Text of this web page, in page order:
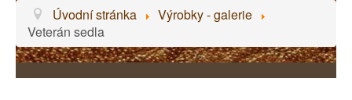
Úvodní stránka
Výrobky - galerie
Veterán sedla